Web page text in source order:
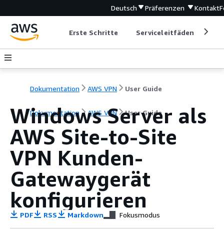
Deutsch Präferenzen Kontakt
Erste Schritte Serviceleitfäden
Dokumentation AWS VPN User Guide
Dokumentation AWS VPN User Guide
Windows Server als
AWS Site-to-Site
VPN Kunden-
Gatewaygerät
konfigurieren
PDF RSS Markdown Fokusmodus